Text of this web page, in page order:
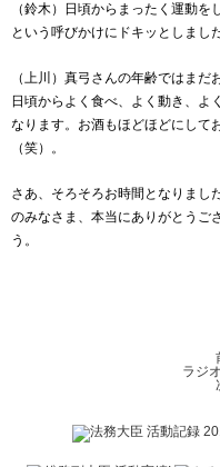
（鈴木）日頃からまったく運動
という呼びかけにドキッとしまし
（上川）真弓さんの年齢ではま
日頃からよく食べ、よく動き、よ
なります。お酒もほどほどにして
（笑）。
さあ、そろそろお時間となりまし
のみなさま、本当にありがとうご
う。
ラジ